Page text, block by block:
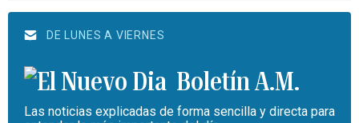
DE LUNES A VIERNES
Boletín A.M.
Las noticias explicadas de forma sencilla y directa para